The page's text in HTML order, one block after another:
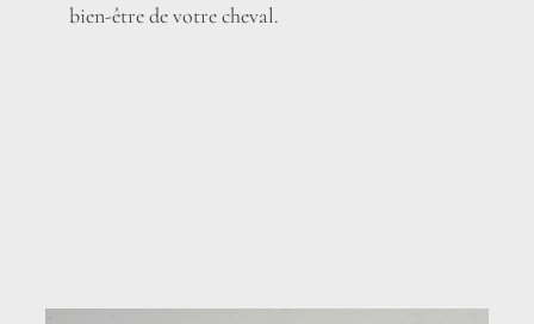
bien-être de votre cheval.